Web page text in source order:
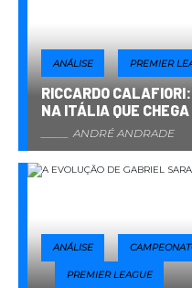
ANÁLISE PREMIER
RICCARDO
NA ITÁLIA QUE
ANDRÉ ANDRADE
ANÁLISE
PREMIER LEAGUE